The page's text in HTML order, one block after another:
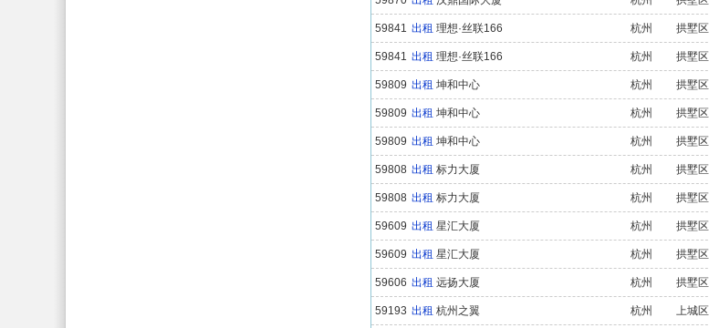
59841 出租 理想·丝联166 杭州 拱墅区
59841 出租 理想·丝联166 杭州 拱墅区
59809 出租 坤和中心 杭州 拱墅区
59809 出租 坤和中心 杭州 拱墅区
59809 出租 坤和中心 杭州 拱墅区
59808 出租 标力大厦 杭州 拱墅区
59808 出租 标力大厦 杭州 拱墅区
59609 出租 星汇大厦 杭州 拱墅区
59609 出租 星汇大厦 杭州 拱墅区
59606 出租 远扬大厦 杭州 拱墅区
59193 出租 杭州之翼 杭州 上城区